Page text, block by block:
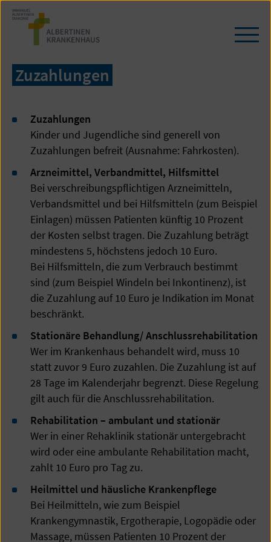
Zum
Seiteninhalt
springen
Zuzahlungen
Zuzahlungen
Kinder und Jugendliche sind generell von
Zuzahlungen befreit (Ausnahme: Fahrkosten).
Arzneimittel, Verbandmittel, Hilfsmittel
Bei verschreibungspflichtigen Arzneimitteln,
Verbandsmittel und bei Hilfsmitteln (zum Beispiel
Einlagen) müssen Patienten künftig 10 Prozent
der Kosten selbst tragen. Die Zuzahlung beträgt
mindestens 5, höchstens jedoch 10 Euro.
Bei Hilfsmitteln, die zum Verbrauch bestimmt
sind (zum Beispiel Windeln bei Inkontinenz), ist
die Zuzahlung auf 10 Euro je Indikation im Monat
beschränkt.
Stationäre Behandlung/ Anschlussrehabilitation
Wer im Krankenhaus behandelt wird, muss 10
statt zuvor 9 Euro zuzahlen. Die Zuzahlung ist auf
28 Tage im Kalenderjahr begrenzt. Diese Regelung
gilt auch für die Anschlussrehabilitation.
Rehabilitation – ambulant und stationär
Wer in einer Rehaklinik stationär untergebracht
wird oder eine ambulante Rehabilitation macht,
zahlt 10 Euro pro Tag zu.
Heilmittel und häusliche Krankenpflege
Bei Heilmitteln, wie zum Beispiel
Krankengymnastik, Ergotherapie, Logopädie oder
Massage, müssen Patienten 10 Prozent der